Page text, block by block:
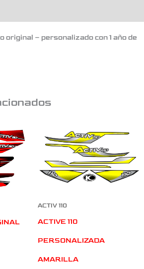
original – personalizado con 1 año de
ACTIV 110
ACTIVE 110
PERSONALIZADA
AMARILLA